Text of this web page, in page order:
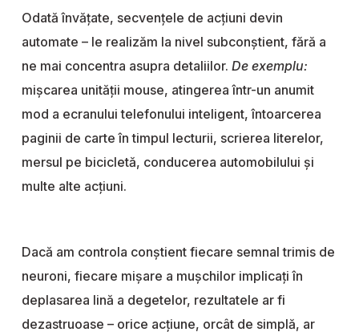
Odată învățate, secvențele de acțiuni devin
automate – le realizăm la nivel subconștient, fără a
ne mai concentra asupra detaliilor. De exemplu:
mișcarea unității mouse, atingerea într-un anumit
mod a ecranului telefonului inteligent, întoarcerea
paginii de carte în timpul lecturii, scrierea literelor,
mersul pe bicicletă, conducerea automobilului și
multe alte acțiuni.
Dacă am controla conștient fiecare semnal trimis de
neuroni, fiecare mișare a mușchilor implicați în
deplasarea lină a degetelor, rezultatele ar fi
dezastruoase – orice acțiune, orcât de simplă, ar